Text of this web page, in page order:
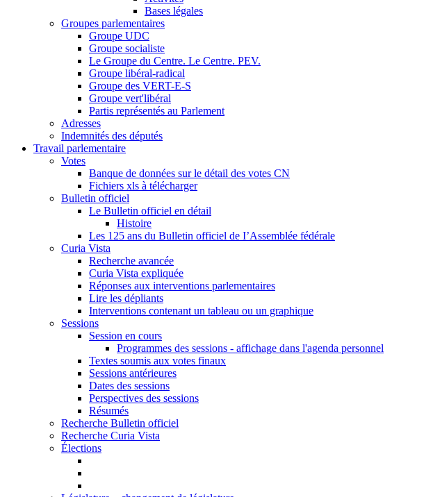
Bases légales
Groupes parlementaires
Groupe UDC
Groupe socialiste
Le Groupe du Centre. Le Centre. PEV.
Groupe libéral-radical
Groupe des VERT-E-S
Groupe vert'libéral
Partis représentés au Parlement
Adresses
Indemnités des députés
Travail parlementaire
Votes
Banque de données sur le détail des votes CN
Fichiers xls à télécharger
Bulletin officiel
Le Bulletin officiel en détail
Histoire
Les 125 ans du Bulletin officiel de I’Assemblée fédérale
Curia Vista
Recherche avancée
Curia Vista expliquée
Réponses aux interventions parlementaires
Lire les dépliants
Interventions contenant un tableau ou un graphique
Sessions
Session en cours
Programmes des sessions - affichage dans l'agenda personnel
Textes soumis aux votes finaux
Sessions antérieures
Dates des sessions
Perspectives des sessions
Résumés
Recherche Bulletin officiel
Recherche Curia Vista
Élections